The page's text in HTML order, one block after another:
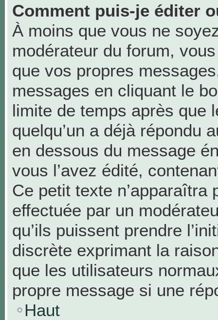
Comment puis-je éditer
À moins que vous ne
modérateur du forum,
que vos propres
messages en cliquant le
limite de temps après que
quelqu’un a déjà répondu
en dessous du message
vous l’avez édité,
Ce petit texte n’apparaîtra
effectuée par un
qu’ils puissent prendre
discrète exprimant la
que les utilisateurs
propre message si une
Haut